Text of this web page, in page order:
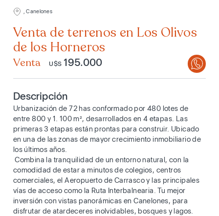
, Canelones
Venta de terrenos en Los Olivos
de los Horneros
Venta U$S195.000
Descripción
Urbanización de 72 has conformado por 480 lotes de
entre 800 y 1. 100 m², desarrollados en 4 etapas. Las
primeras 3 etapas están prontas para construir. Ubicado
en una de las zonas de mayor crecimiento inmobiliario de
los últimos años.
Combina la tranquilidad de un entorno natural, con la
comodidad de estar a minutos de colegios, centros
comerciales, el Aeropuerto de Carrasco y las principales
vías de acceso como la Ruta Interbalnearia. Tu mejor
inversión con vistas panorámicas en Canelones, para
disfrutar de atardeceres inolvidables, bosques y lagos.